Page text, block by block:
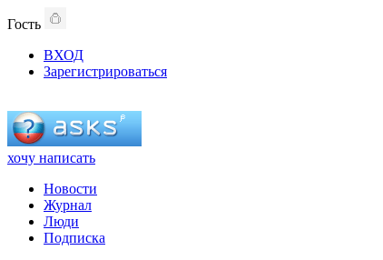
Гость
ВХОД
Зарегистрироваться
хочу написать
Новости
Журнал
Люди
Подписка